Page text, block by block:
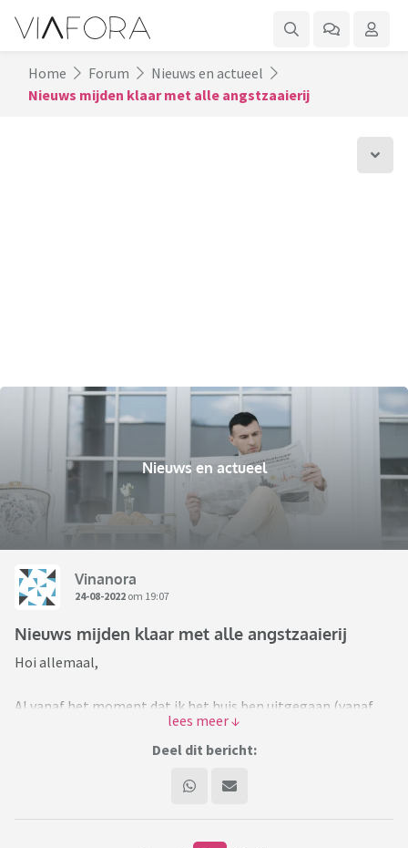
Home Forum
Nieuws en actueel
Nieuws mijden klaar met alle angstzaaierij
Nieuws en actueel
Vinanora
24-08-2022 om 19:07
Nieuws mijden klaar met alle angstzaaierij
Hoi allemaal,
Al vanaf het moment dat ik het huis ben uitgegaan (vanaf
mijn 18e) volg ik geen nieuws en kijk ik ook geen journaal.
Eerst vond ik het negatief en was ik vooral bezig met
omgeving. Aan al die nare dingen kon ik toch niets
veranderen en op een gegeven moment is dat zo gebleven.
Toen kwam de coronapandemie en vervolgens heb ik een tijd
Deel dit bericht: